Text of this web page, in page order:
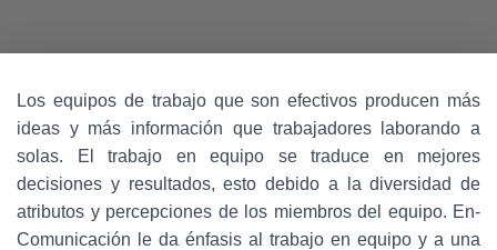
T
O
Los equipos de trabajo que son efectivos producen más
ideas y más información que trabajadores laborando a
solas. El trabajo en equipo se traduce en mejores
decisiones y resultados, esto debido a la diversidad de
atributos y percepciones de los miembros del equipo. En-
Comunicación le da énfasis al trabajo en equipo y a una